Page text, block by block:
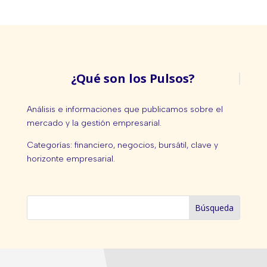
¿Qué son los Pulsos?
Análisis e informaciones que publicamos sobre el
mercado y la gestión empresarial.
Categorías: financiero, negocios, bursátil, clave y
horizonte empresarial.